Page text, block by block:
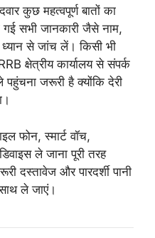
कुछ महत्वपूर्ण बातों का
सभी जानकारी जैसे नाम,
से जांच लें। किसी भी
क्षेत्रीय कार्यालय से संपर्क
जरूरी है क्योंकि देरी
फोन, स्मार्ट वॉच,
ले जाना पूरी तरह
दस्तावेज और पारदर्शी पानी
ले जाएं।